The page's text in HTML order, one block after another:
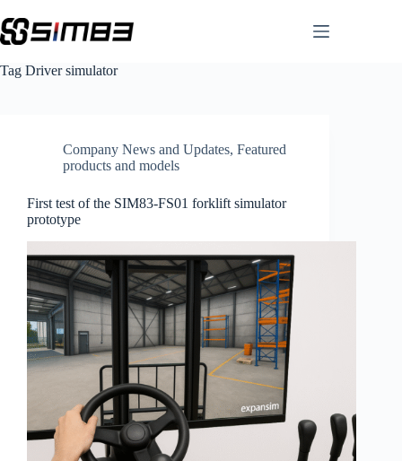
to
content
Tag Driver simulator
Company News and Updates, Featured
products and models
First test of the SIM83-FS01 forklift simulator
prototype